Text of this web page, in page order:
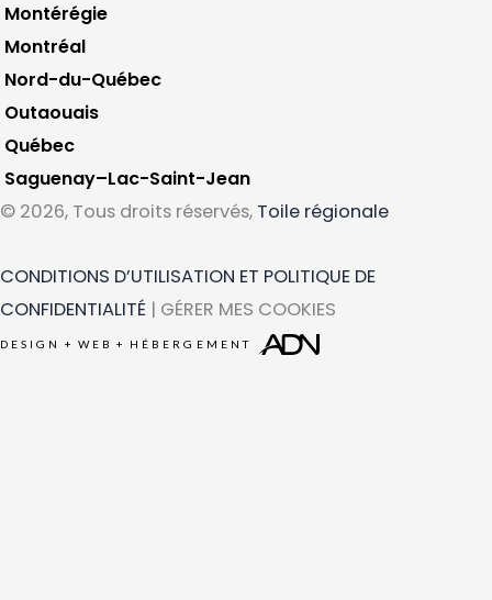
Montérégie
Montréal
Nord-du-Québec
Outaouais
Québec
Saguenay–Lac-Saint-Jean
© 2026, Tous droits réservés, Toile régionale
CONDITIONS D’UTILISATION ET POLITIQUE DE
CONFIDENTIALITÉ | GÉRER MES COOKIES
DESIGN + WEB + HÉBERGEMENT